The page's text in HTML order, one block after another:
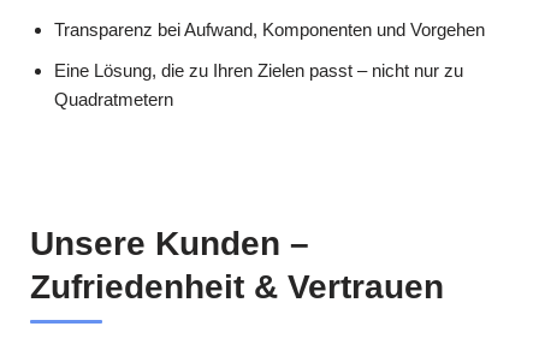
Transparenz bei Aufwand, Komponenten und Vorgehen
Eine Lösung, die zu Ihren Zielen passt – nicht nur zu
Quadratmetern
Unsere Kunden –
Zufriedenheit & Vertrauen